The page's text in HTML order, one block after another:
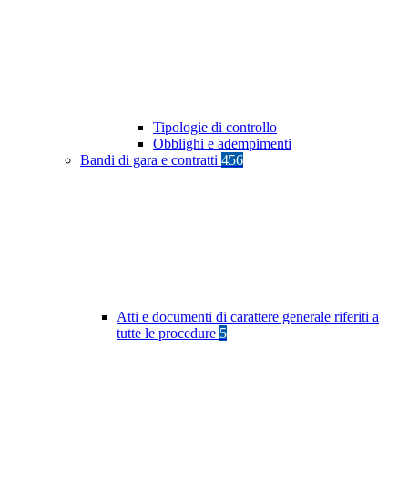
Tipologie di controllo
Obblighi e adempimenti
Bandi di gara e contratti 456
Atti e documenti di carattere generale riferiti a
tutte le procedure 5